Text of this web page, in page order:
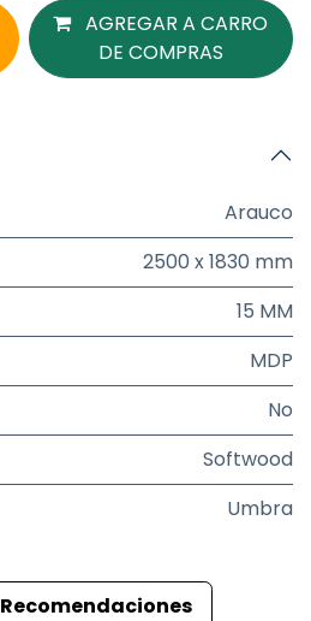
AGREGAR A CARRO
DE COMPRAS
Arauco
2500 x 1830 mm
15 MM
MDP
No
Softwood
Umbra
Recomendaciones